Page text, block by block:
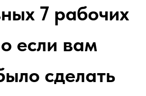
7 рабочих
если вам
сделать